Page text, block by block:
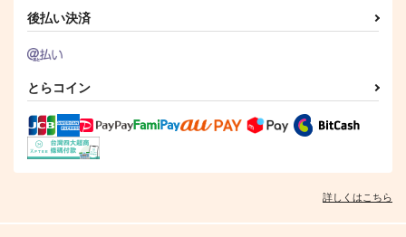
後払い決済
とらコイン
詳しくはこちら